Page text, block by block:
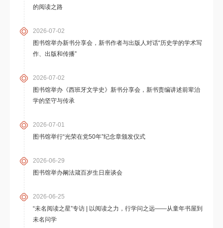
的阅读之路
2026-07-02
图书馆举办新书分享会，新书作者与出版人对话“历史学的学术写
作、出版和传播”
2026-07-02
图书馆举办《西班牙文学史》新书分享会，新书责编讲述前辈治
学的坚守与传承
2026-07-01
图书馆举行“光荣在党50年”纪念章颁发仪式
2026-06-29
图书馆举办阚法箴百岁生日座谈会
2026-06-25
“未名阅读之星”专访 | 以阅读之力，行学问之远——从童年书屋到
未名问学